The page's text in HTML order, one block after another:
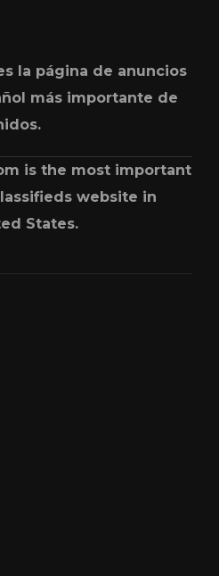
la página de anuncios
más importante de
is the most important
website in
States.